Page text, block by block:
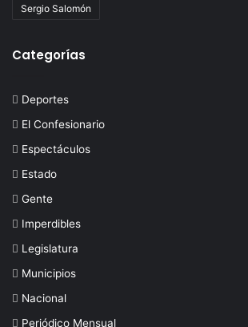
Sergio Salomón
Categorías
Deportes
El Confesionario
Espectáculos
Estado
Gente
Imperdibles
Legislatura
Municipios
Nacional
Periódico Mensual